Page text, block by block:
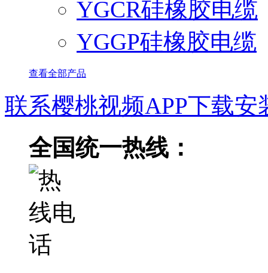
YGCR硅橡胶电缆
YGGP硅橡胶电缆
查看全部产品
联系樱桃视频APP下载安
全国统一热线：